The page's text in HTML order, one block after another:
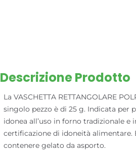
Descrizione Prodotto
La VASCHETTA RETTANGOLARE
singolo pezzo è di 25 g. Indicata per
idonea all’uso in forno tradizionale
certificazione di idoneità alimentare.
contenere gelato da asporto.